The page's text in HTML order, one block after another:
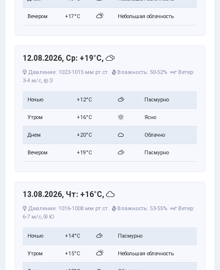
Вечером +17°C Небольшая облачность
12.08.2026, Ср: +19°C,
Давление: 1023-1015 мм рт.ст. Влажность: 50-52%
Ветер:
3-4 м/с, З
Ночью +12°C Пасмурно
Утром +16°C Ясно
Днем +20°C Облачно
Вечером +19°C Пасмурно
13.08.2026, Чт: +16°C,
Давление: 1016-1008 мм рт.ст. Влажность: 53-55%
Ветер:
6-7 м/с,
Ю
Ночью +14°C Пасмурно
Утром +15°C Небольшая облачность